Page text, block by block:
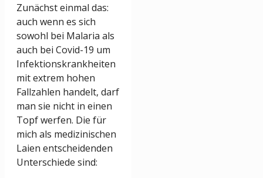
Zunächst einmal das:
auch wenn es sich
sowohl bei Malaria als
auch bei Covid-19 um
Infektionskrankheiten
mit extrem hohen
Fallzahlen handelt, darf
man sie nicht in einen
Topf werfen. Die für
mich als medizinischen
Laien entscheidenden
Unterschiede sind: